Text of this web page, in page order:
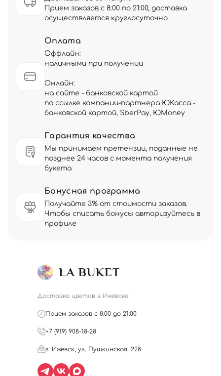
Прием заказов с 8:00 по 21:00, доставка
осуществляется круглосуточно
Оплата
Оффлайн:
наличными при получении
Онлайн:
на сайте - банковской картой
по ссылке компании-партнера ЮКасса -
банковской картой, SberPay, ЮMoney
Гарантия качества
Мы принимаем претензии, поданные не
позднее 24 часов с момента получения
букета
Бонусная программа
Получайте 3% от стоимости заказов.
Чтобы списать бонусы авторизуйтесь в
профиле
Доставка цветов в Ижевске
Прием заказов с 8:00 до 21:00
+7 (919) 908-18-28
г. Ижевск, ул. Пушкинская, 228